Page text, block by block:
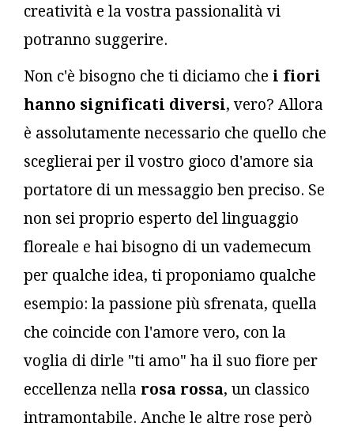
creatività e la vostra passionalità vi
potranno suggerire.
Non c'è bisogno che ti diciamo che i fiori
hanno significati diversi, vero? Allora
è assolutamente necessario che quello che
sceglierai per il vostro gioco d'amore sia
portatore di un messaggio ben preciso. Se
non sei proprio esperto del linguaggio
floreale e hai bisogno di un vademecum
per qualche idea, ti proponiamo qualche
esempio: la passione più sfrenata, quella
che coincide con l'amore vero, con la
voglia di dirle "ti amo" ha il suo fiore per
eccellenza nella rosa rossa, un classico
intramontabile. Anche le altre rose però